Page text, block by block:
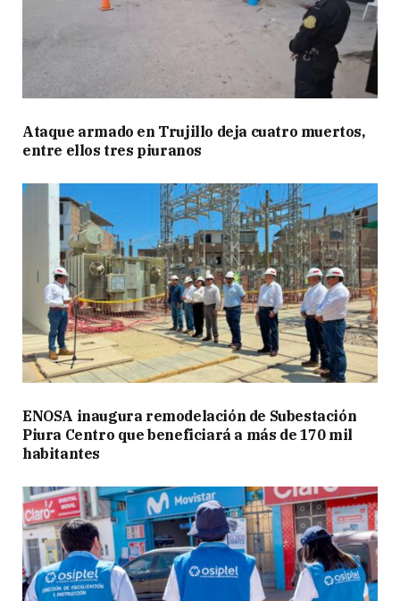
Ataque armado en Trujillo deja cuatro muertos,
entre ellos tres piuranos
ENOSA inaugura remodelación de Subestación
Piura Centro que beneficiará a más de 170 mil
habitantes